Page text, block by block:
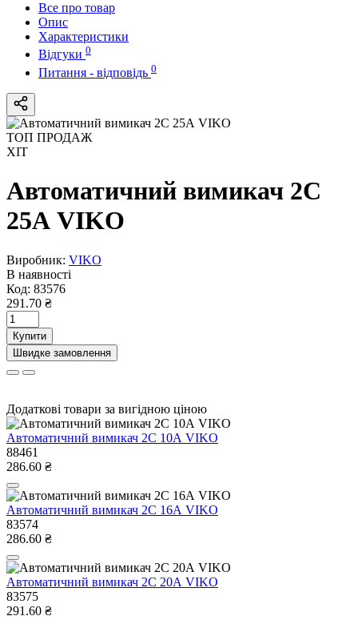
Все про товар
Опис
Характеристики
Відгуки 0
Питання - відповідь 0
ТОП ПРОДАЖ
ХІТ
Автоматичний вимикач 2C
25А VIKO
Виробник: VIKO
В наявності
Код: 83576
291.70 ₴
Купити
Швидке замовлення
Додаткові товари за вигідною ціною
Автоматичний вимикач 2C 10А VIKO
88461
286.60 ₴
Автоматичний вимикач 2C 16А VIKO
83574
286.60 ₴
Автоматичний вимикач 2C 20А VIKO
83575
291.60 ₴